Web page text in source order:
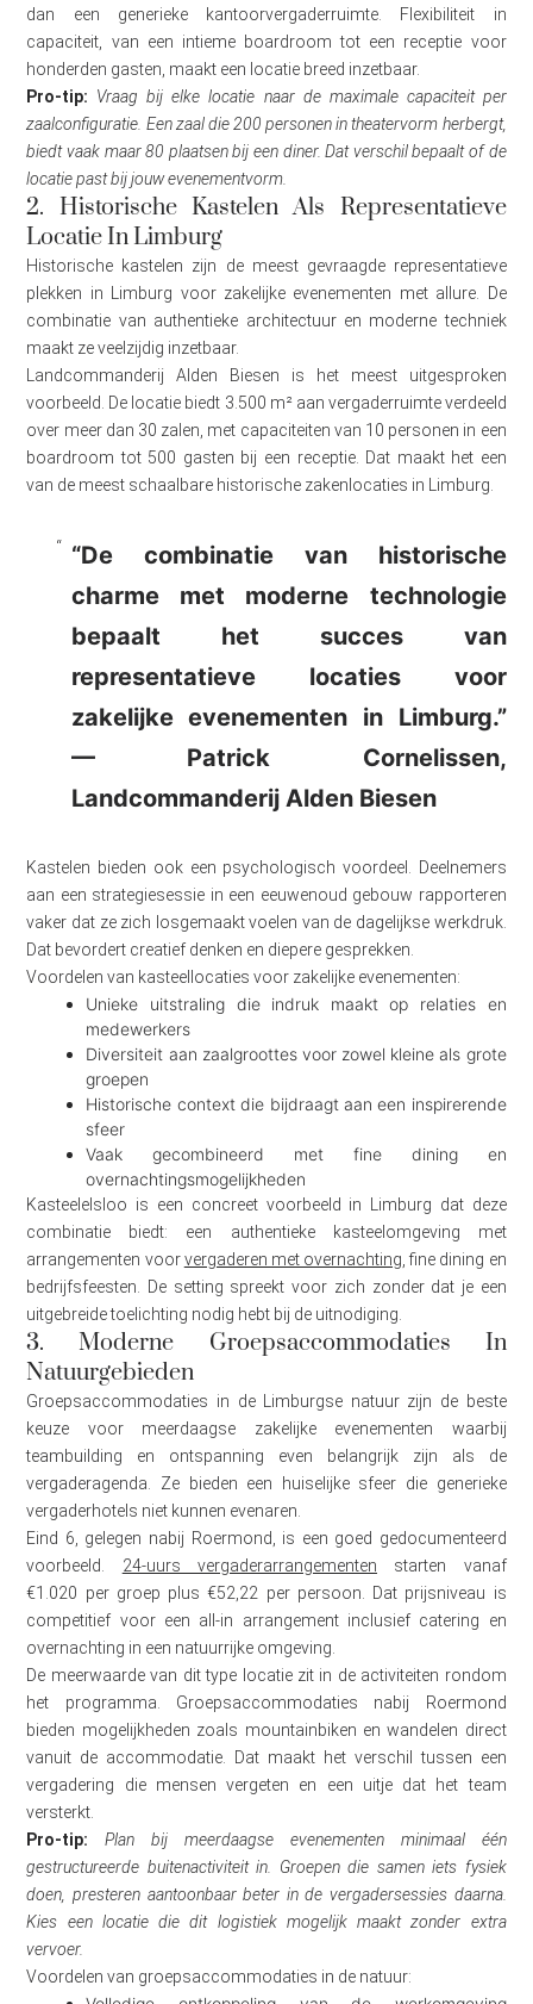
dan een generieke kantoorvergaderruimte. Flexibiliteit in
capaciteit, van een intieme boardroom tot een receptie voor
honderden gasten, maakt een locatie breed inzetbaar.
Pro-tip: Vraag bij elke locatie naar de maximale capaciteit per
zaalconfiguratie. Een zaal die 200 personen in theatervorm herbergt,
biedt vaak maar 80 plaatsen bij een diner. Dat verschil bepaalt of de
locatie past bij jouw evenementvorm.
2. Historische Kastelen Als Representatieve
Locatie In Limburg
Historische kastelen zijn de meest gevraagde representatieve
plekken in Limburg voor zakelijke evenementen met allure. De
combinatie van authentieke architectuur en moderne techniek
maakt ze veelzijdig inzetbaar.
Landcommanderij Alden Biesen is het meest uitgesproken
voorbeeld. De locatie biedt 3.500 m² aan vergaderruimte verdeeld
over meer dan 30 zalen, met capaciteiten van 10 personen in een
boardroom tot 500 gasten bij een receptie. Dat maakt het een
van de meest schaalbare historische zakenlocaties in Limburg.
“De combinatie van historische
charme met moderne technologie
bepaalt het succes van
representatieve locaties voor
zakelijke evenementen in Limburg.”
— Patrick Cornelissen,
Landcommanderij Alden Biesen
Kastelen bieden ook een psychologisch voordeel. Deelnemers
aan een strategiesessie in een eeuwenoud gebouw rapporteren
vaker dat ze zich losgemaakt voelen van de dagelijkse werkdruk.
Dat bevordert creatief denken en diepere gesprekken.
Voordelen van kasteellocaties voor zakelijke evenementen:
Unieke uitstraling die indruk maakt op relaties en
medewerkers
Diversiteit aan zaalgroottes voor zowel kleine als grote
groepen
Historische context die bijdraagt aan een inspirerende
sfeer
Vaak gecombineerd met fine dining en
overnachtingsmogelijkheden
Kasteelelsloo is een concreet voorbeeld in Limburg dat deze
combinatie biedt: een authentieke kasteelomgeving met
arrangementen voorvergaderen met overnachting, fine dining en
bedrijfsfeesten. De setting spreekt voor zich zonder dat je een
uitgebreide toelichting nodig hebt bij de uitnodiging.
3. Moderne Groepsaccommodaties In
Natuurgebieden
Groepsaccommodaties in de Limburgse natuur zijn de beste
keuze voor meerdaagse zakelijke evenementen waarbij
teambuilding en ontspanning even belangrijk zijn als de
vergaderagenda. Ze bieden een huiselijke sfeer die generieke
vergaderhotels niet kunnen evenaren.
Eind 6, gelegen nabij Roermond, is een goed gedocumenteerd
voorbeeld. 24-uurs vergaderarrangementen starten vanaf
€1.020 per groep plus €52,22 per persoon. Dat prijsniveau is
competitief voor een all-in arrangement inclusief catering en
overnachting in een natuurrijke omgeving.
De meerwaarde van dit type locatie zit in de activiteiten rondom
het programma. Groepsaccommodaties nabij Roermond
bieden mogelijkheden zoals mountainbiken en wandelen direct
vanuit de accommodatie. Dat maakt het verschil tussen een
vergadering die mensen vergeten en een uitje dat het team
versterkt.
Pro-tip:
Plan bij meerdaagse evenementen minimaal één
gestructureerde buitenactiviteit in. Groepen die samen iets fysiek
doen, presteren aantoonbaar beter in de vergadersessies daarna.
Kies een locatie die dit logistiek mogelijk maakt zonder extra
vervoer.
Voordelen van groepsaccommodaties in de natuur: